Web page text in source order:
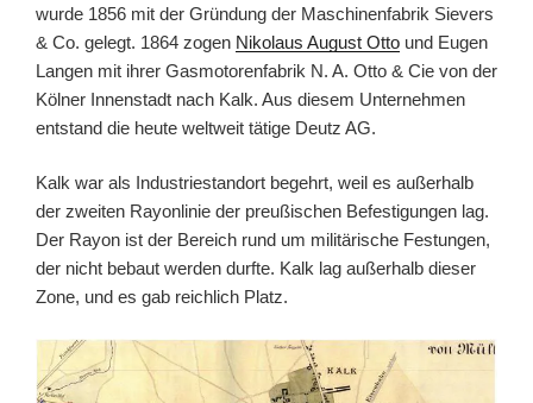
wurde 1856 mit der Gründung der Maschinenfabrik Sievers
& Co. gelegt. 1864 zogen Nikolaus August Otto und Eugen
Langen mit ihrer Gasmotorenfabrik N. A. Otto & Cie von der
Kölner Innenstadt nach Kalk. Aus diesem Unternehmen
entstand die heute weltweit tätige Deutz AG.
Kalk war als Industriestandort begehrt, weil es außerhalb
der zweiten Rayonlinie der preußischen Befestigungen lag.
Der Rayon ist der Bereich rund um militärische Festungen,
der nicht bebaut werden durfte. Kalk lag außerhalb dieser
Zone, und es gab reichlich Platz.